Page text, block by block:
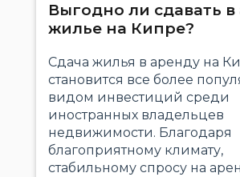
Выгодно ли сдавать
жилье на Кипре?
Сдача жилья в аренду на
становится все более
видом инвестиций среди
иностранных владельцев
недвижимости. Благодаря
благоприятному климату,
стабильному спросу на